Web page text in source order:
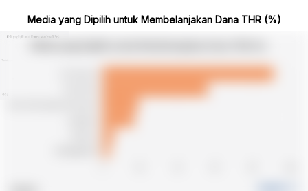
Media yang Dipilih untuk Membelanjakan Dana THR (%)